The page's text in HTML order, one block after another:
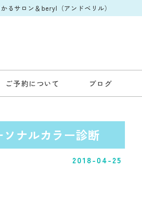
るサロン＆beryl（アンドベリル）
ご予約について ブログ
ナルカラー診断
2018-04-25